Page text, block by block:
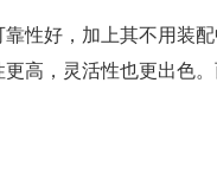
性好，加上其不用装
高，灵活性也更出色